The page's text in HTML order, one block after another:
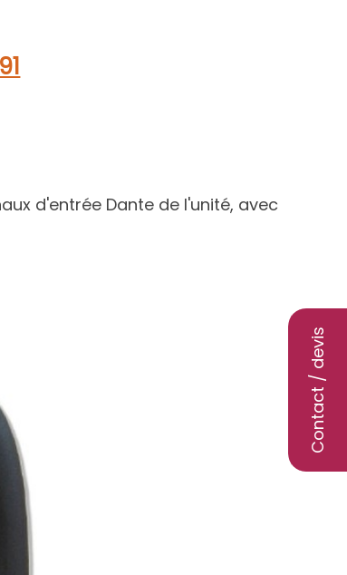
d'entrée Dante de l'unité, avec
Contact / devis